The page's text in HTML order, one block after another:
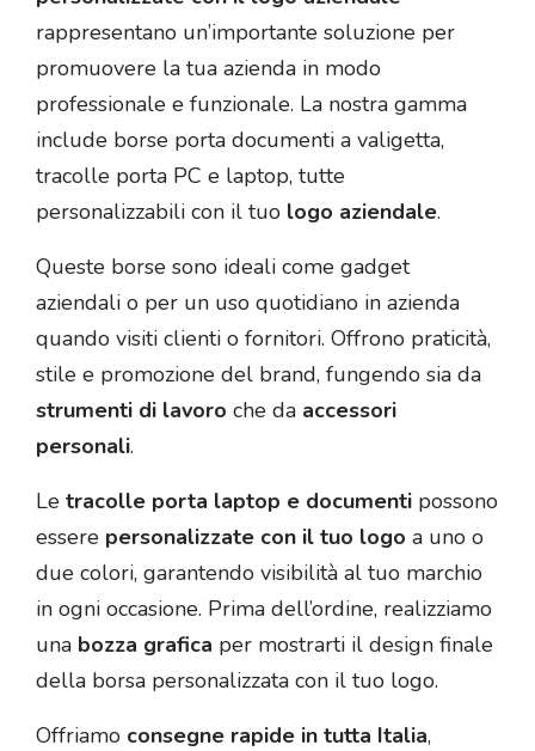
rappresentano un’importante soluzione per
promuovere la tua azienda in modo
professionale e funzionale. La nostra gamma
include borse porta documenti a valigetta,
tracolle porta PC e laptop, tutte
personalizzabili con il tuo logo aziendale.
Queste borse sono ideali come gadget
aziendali o per un uso quotidiano in azienda
quando visiti clienti o fornitori. Offrono praticità,
stile e promozione del brand, fungendo sia da
strumenti di lavoro che da accessori
personali.
Le tracolle porta laptop e documenti possono
essere personalizzate con il tuo logo a uno o
due colori, garantendo visibilità al tuo marchio
in ogni occasione. Prima dell’ordine, realizziamo
una bozza grafica per mostrarti il design finale
della borsa personalizzata con il tuo logo.
Offriamo consegne rapide in tutta Italia,